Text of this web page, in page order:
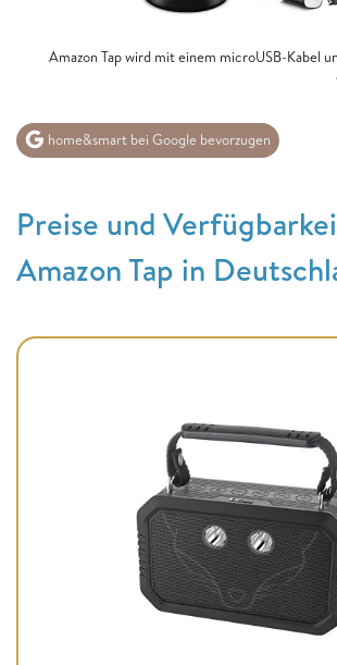
Amazon Tap wird mit einem microUSB-Kabel
home&smart bei Google bevorzugen
Preise und
Amazon Tap in